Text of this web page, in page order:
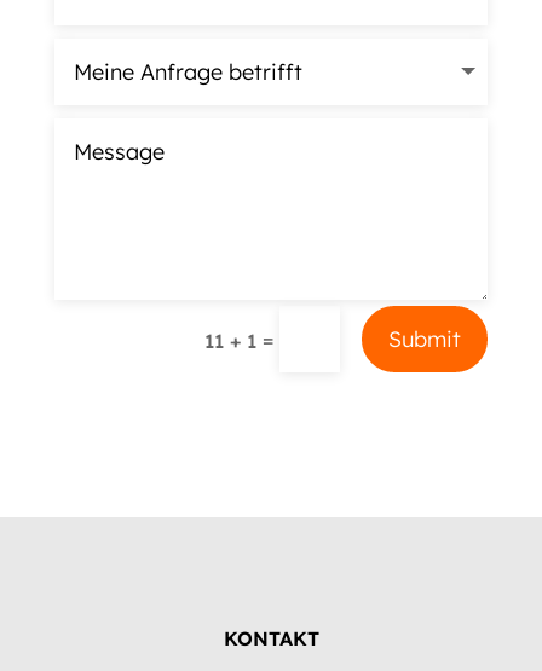
11 + 1 = Submit
KONTAKT